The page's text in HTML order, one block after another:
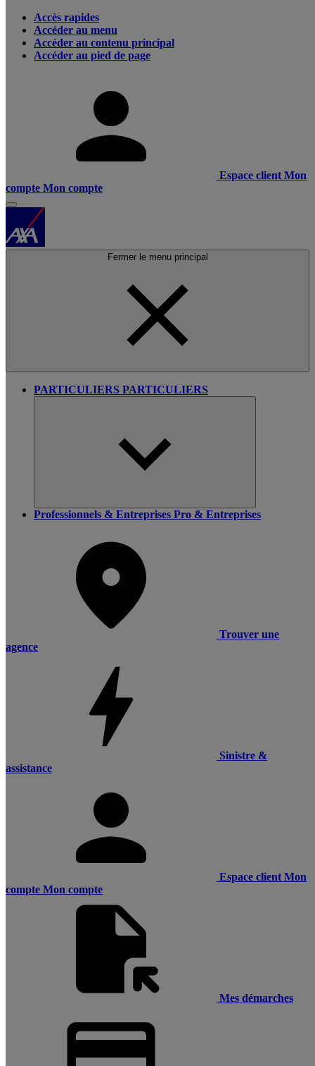
Accès rapides
Accéder au menu
Accéder au contenu principal
Accéder au pied de page
Espace client Mon
compte Mon compte
Fermer le menu principal
PARTICULIERS PARTICULIERS
Professionnels & Entreprises Pro & Entreprises
Trouver une
agence
Sinistre &
assistance
Espace client Mon
compte Mon compte
Mes démarches